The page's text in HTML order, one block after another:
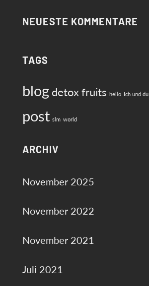
NEUESTE KOMMENTARE
TAGS
blog detoxfruits hello Ich und du
post slm world
ARCHIV
November 2025
November 2022
November 2021
Juli 2021